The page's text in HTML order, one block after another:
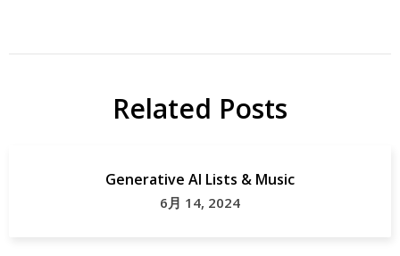
Related Posts
Generative AI Lists & Music
6月 14, 2024